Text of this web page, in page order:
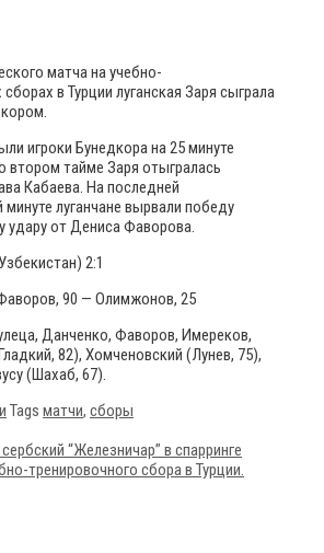
матча на учебно-
в Турции луганская Заря сыграла
игроки Бунедкора на 25 минуте
втором тайме Заря отыгралась
Кабаева. На последней
луганчане вырвали победу
удару от Дениса Фаворова.
2:1
90 — Олимжонов, 25
Данченко, Фаворов, Имереков,
82), Хомченовский (Лунев, 75),
(Шахаб, 67).
Tags матчи, сборы
“Железничар” в спарринге
тренировочного сбора в Турции.